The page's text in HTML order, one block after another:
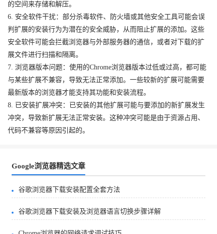
的空间来存储和解压。
6. 安全软件干扰：部分杀毒软件、防火墙或其他安全工具可能会误
判扩展的安装行为为潜在的安全威胁，从而阻止扩展的添加。这些
安全软件可能会拦截浏览器与外部服务器的通信，或者对下载的扩
展文件进行扫描和隔离。
7. 浏览器版本问题：使用的Chrome浏览器版本过低或过高，都可能
与某些扩展不兼容，导致无法正常添加。一些较新的扩展可能需要
最新版本的浏览器才能支持其功能和安装流程。
8. 已安装扩展冲突：已安装的其他扩展可能与要添加的新扩展发生
冲突，导致新扩展无法正常安装。这种冲突可能是由于资源占用、
代码不兼容等原因引起的。
Google浏览器精选文章
谷歌浏览器下载安装配置全套方法
谷歌浏览器下载安装及浏览器语言切换步骤详解